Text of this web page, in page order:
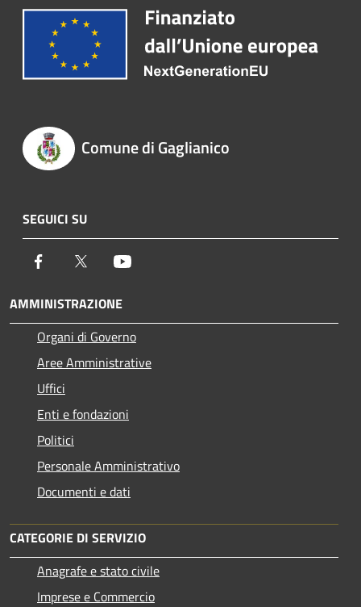
Comune di Gaglianico
SEGUICI SU
Facebook Twitter
AMMINISTRAZIONE
Organi di Governo
Aree Amministrative
Uffici
Enti e fondazioni
Politici
Personale Amministrativo
Documenti e dati
CATEGORIE DI SERVIZIO
Anagrafe e stato civile
Imprese e Commercio